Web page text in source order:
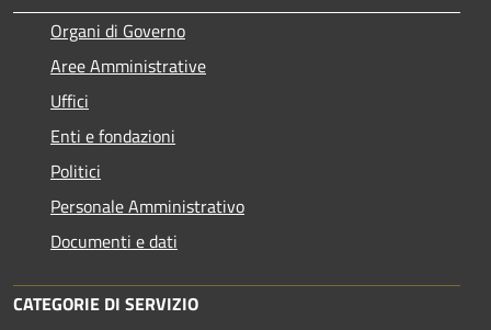
Organi di Governo
Aree Amministrative
Uffici
Enti e fondazioni
Politici
Personale Amministrativo
Documenti e dati
CATEGORIE DI SERVIZIO